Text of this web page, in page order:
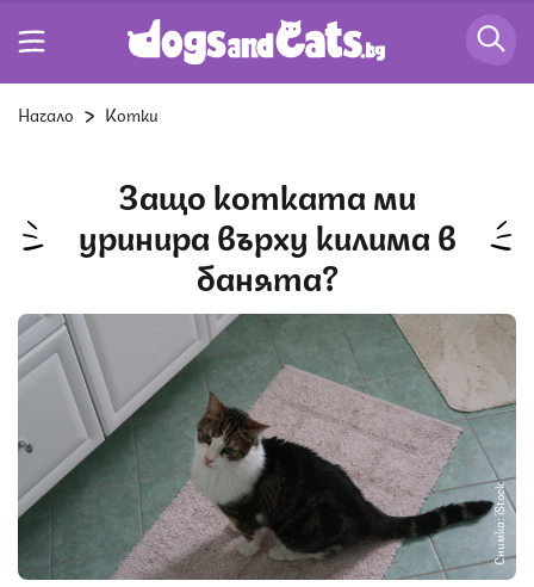
Начало Котки
Защо котката ми
уринира върху килима в
банята?
Снимка: iStock